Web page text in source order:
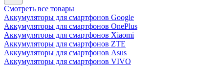
Смотреть все товары
Аккумуляторы для смартфонов Google
Аккумуляторы для смартфонов OnePlus
Аккумуляторы для смартфонов Xiaomi
Аккумуляторы для смартфонов ZTE
Аккумуляторы для cмартфонов Asus
Аккумуляторы для смартфонов VIVO